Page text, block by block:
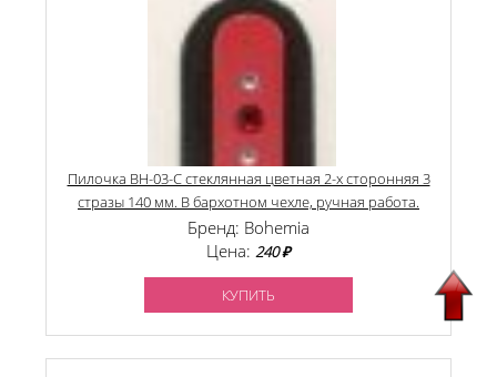
Пилочка BH-03-C стеклянная цветная 2-х сторонняя 3
стразы 140 мм. В бархотном чехле, ручная работа.
Бренд: Bohemia
Цена: 240 ₽
КУПИТЬ